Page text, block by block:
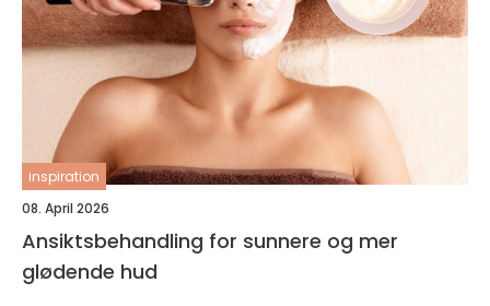
inspiration
08. April 2026
Ansiktsbehandling for sunnere og mer
glødende hud